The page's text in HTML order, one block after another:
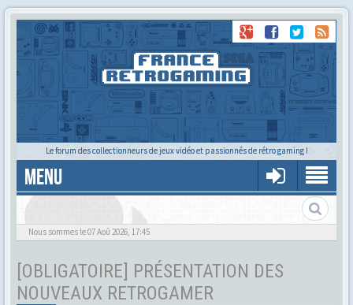
Le forum des collectionneurs de jeux vidéo et passionnés de rétro gaming !
MENU
Nous sommes le 07 Aoû 2026, 17:45
[OBLIGATOIRE] PRÉSENTATION DES
NOUVEAUX RETROGAMER